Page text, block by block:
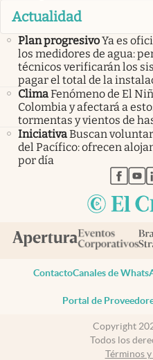
Actualidad
Plan progresivoYa es
los medidores de agua:
técnicos verificarán los
pagar el total de la
ClimaFenómeno de El
Colombia y afectará a
tormentas y vientos de
IniciativaBuscan
del Pacífico: ofrecen
por día
abre
ContactoCanales de
Portal de
Copyright
Todos los
Términos